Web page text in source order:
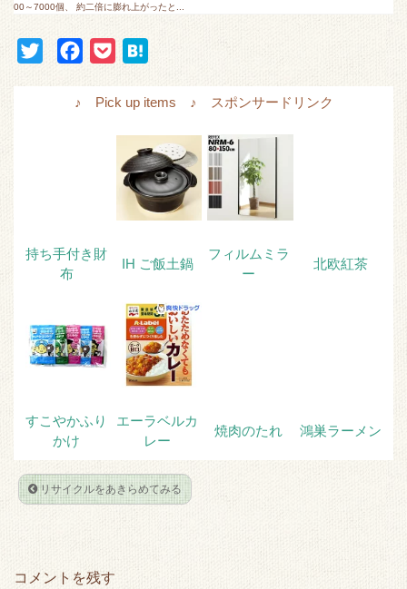
00～7000個、 約二倍に膨れ上がったと...
c
t
n
a
♪ Pick up items ♪ スポンサードリンク
持ち手付き財
布
IH ご飯土鍋
フィルムミラ
ー
北欧紅茶
すこやかふり
かけ
エーラベルカ
レー
焼肉のたれ 鴻巣ラーメン
リサイクルをあきらめてみる
コメントを残す